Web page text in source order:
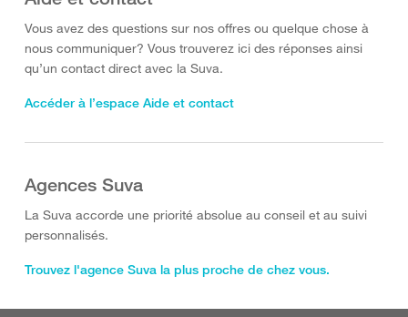
Vous avez des questions sur nos offres ou quelque chose à
nous communiquer? Vous trouverez ici des réponses ainsi
qu’un contact direct avec la Suva.
Accéder à l’espace Aide et contact
Agences Suva
La Suva accorde une priorité absolue au conseil et au suivi
personnalisés.
Trouvez l'agence Suva la plus proche de chez vous.